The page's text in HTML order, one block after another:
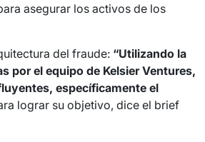
asegurar los activos de los
del fraude: “Utilizando la
por el equipo de Kelsier Ventures,
específicamente el
lograr su objetivo, dice el brief